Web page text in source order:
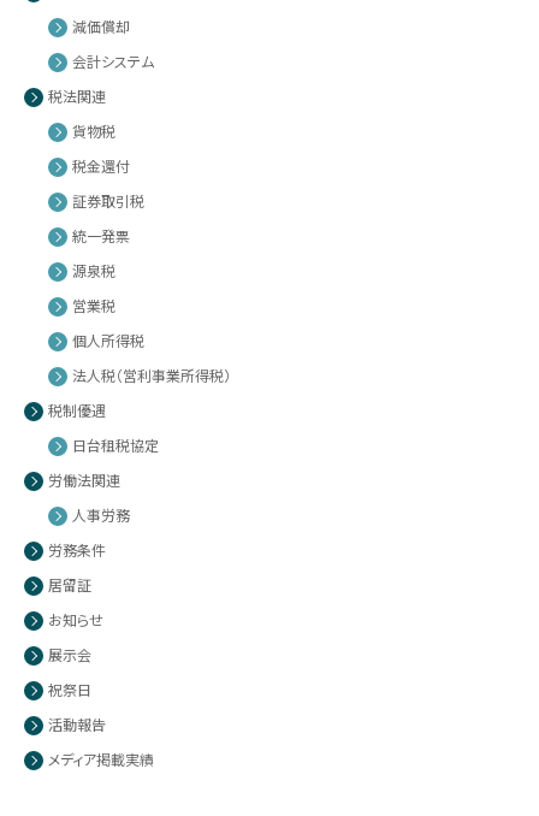
減価償却
会計システム
税法関連
貨物税
税金還付
証券取引税
統一発票
源泉税
営業税
個人所得税
法人税（営利事業所得税）
税制優遇
日台租税協定
労働法関連
人事労務
労務条件
居留証
お知らせ
展示会
祝祭日
活動報告
メディア掲載実績